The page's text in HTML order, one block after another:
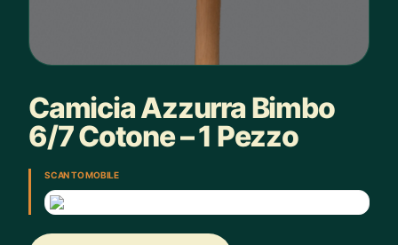
Camicia Azzurra Bimbo
6/7 Cotone – 1 Pezzo
SCAN TO MOBILE